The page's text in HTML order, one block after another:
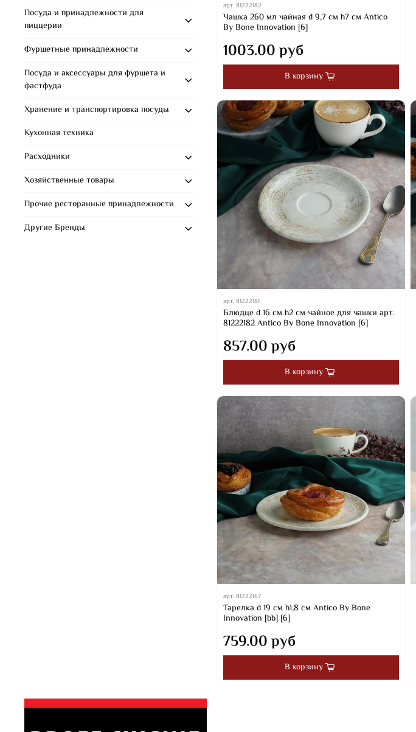
арт.81222182
Чашка 260 мл чайная d 9,7 см h7 см Antico
By Bone Innovation [6]
1003.00 руб
В корзину
арт.81222181
Блюдце d 16 см h2 см чайное для чашки арт.
81222182 Antico By Bone Innovation [6]
857.00 руб
В корзину
арт.81222167
Тарелка d 19 см h1,8 см Antico By Bone
Innovation [bb] [6]
759.00 руб
В корзину
Посуда и принадлежности для
пиццерии
Фуршетные принадлежности
Посуда и аксессуары для фуршета и
фастфуда
Хранение и транспортировка посуды
Кухонная техника
Расходники
Хозяйственные товары
Прочие ресторанные принадлежности
Другие Бренды